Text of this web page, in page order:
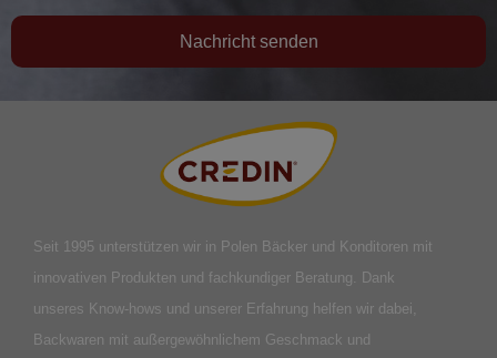
Nachricht senden
Seit 1995 unterstützen wir in Polen Bäcker und Konditoren mit
innovativen Produkten und fachkundiger Beratung. Dank
unseres Know-hows und unserer Erfahrung helfen wir dabei,
Backwaren mit außergewöhnlichem Geschmack und